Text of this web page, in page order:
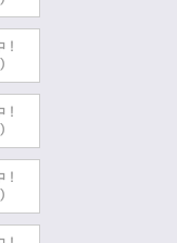
総務部市長公室
総務部市長公室